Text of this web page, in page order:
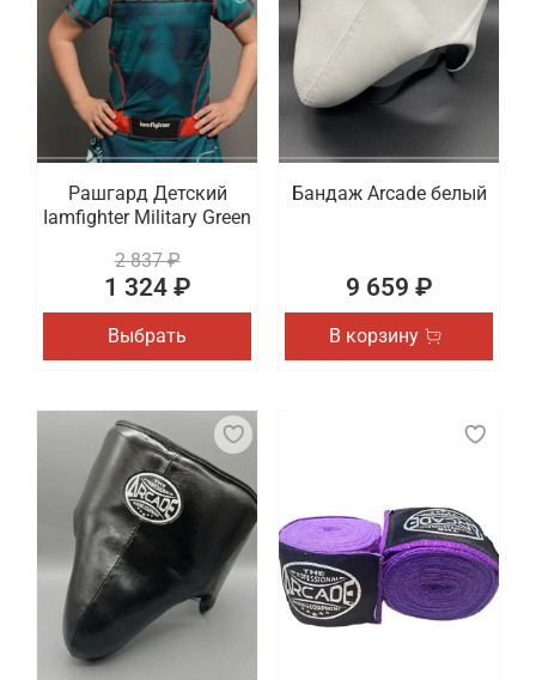
Рашгард Детский
Iamfighter Military Green
2 837 ₽
1 324 ₽
Выбрать
Бандаж Arcade белый
9 659 ₽
В корзину